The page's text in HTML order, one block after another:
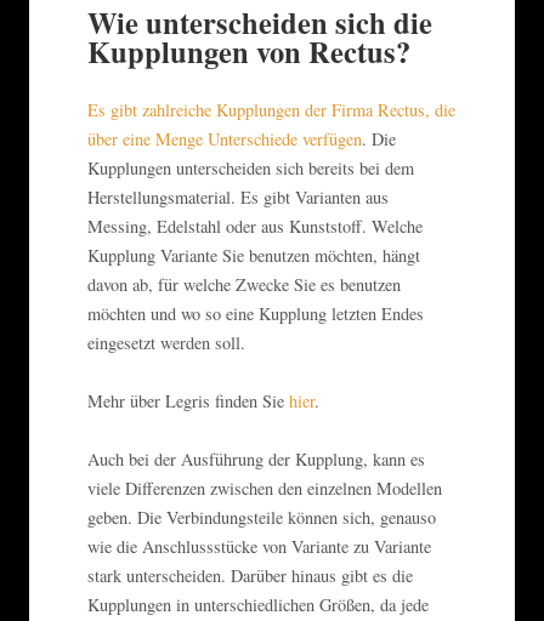
Wie unterscheiden sich die
Kupplungen von Rectus?
Es gibt zahlreiche Kupplungen der Firma Rectus, die
über eine Menge Unterschiede verfügen. Die
Kupplungen unterscheiden sich bereits bei dem
Herstellungsmaterial. Es gibt Varianten aus
Messing, Edelstahl oder aus Kunststoff. Welche
Kupplung Variante Sie benutzen möchten, hängt
davon ab, für welche Zwecke Sie es benutzen
möchten und wo so eine Kupplung letzten Endes
eingesetzt werden soll.
Mehr über Legris finden Sie hier.
Auch bei der Ausführung der Kupplung, kann es
viele Differenzen zwischen den einzelnen Modellen
geben. Die Verbindungsteile können sich, genauso
wie die Anschlussstücke von Variante zu Variante
stark unterscheiden. Darüber hinaus gibt es die
Kupplungen in unterschiedlichen Größen, da jede